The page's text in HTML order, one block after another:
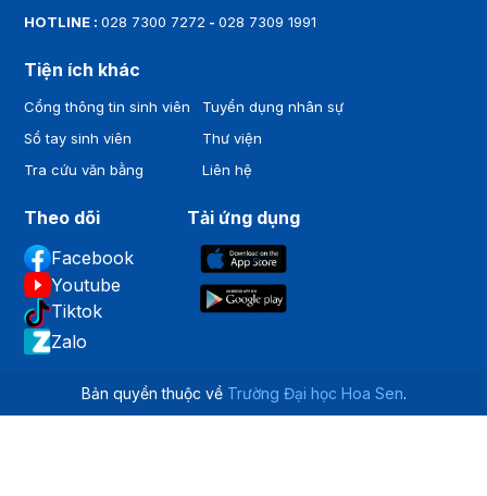
HOTLINE :028 7300 7272 -028 7309 1991
Tiện ích khác
Cổng thông tin sinh viên
Sổ tay sinh viên
Tra cứu văn bằng
Tuyển dụng nhân sự
Thư viện
Liên hệ
Theo dõi
Facebook
Youtube
Tiktok
Zalo
Tải ứng dụng
Bản quyền thuộc về Trường Đại học Hoa Sen.